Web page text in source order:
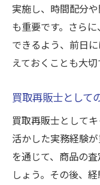
実施し、時間配分
も重要です。さら
できるよう、前日
えておくことも大切
買取再販士として
買取再販士として
活かした実務経験
を通じて、商品の
しょう。その後、